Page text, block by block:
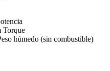
Torque
húmedo (sin combustible)